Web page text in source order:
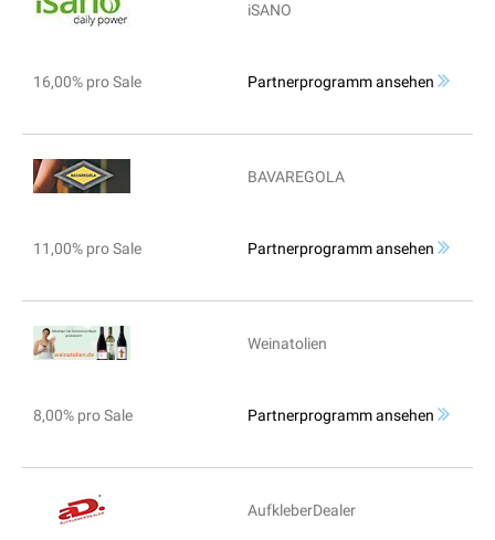
iSANO
16,00% pro Sale Partnerprogramm ansehen
BAVAREGOLA
11,00% pro Sale Partnerprogramm ansehen
Weinatolien
8,00% pro Sale Partnerprogramm ansehen
AufkleberDealer